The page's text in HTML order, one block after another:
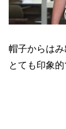
帽子からは
とても印象的